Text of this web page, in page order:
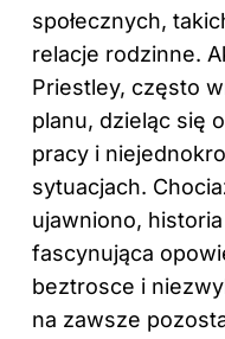
społecznych,
relacje rodzinne.
Priestley, często
planu, dzieląc się
pracy i
sytuacjach.
ujawniono,
fascynująca
beztrosce i
na zawsze